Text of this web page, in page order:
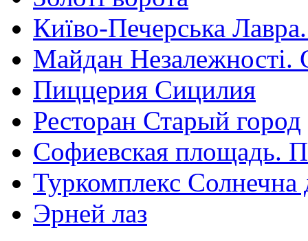
Київо-Печерська
Майдан Незалежності.
Пиццерия Сицилия
Ресторан Старый город
Софиевская площадь.
Туркомплекс Солнечна
Эрней лаз